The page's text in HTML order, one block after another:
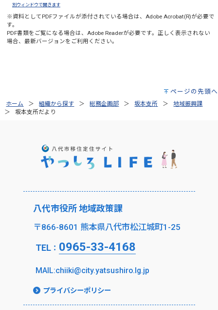
別ウィンドウで開きます
※資料としてPDFファイルが添付されている場合は、 Adobe Acrobat(R)が必要で
す。
PDF書類をご覧になる場合は、 Adobe Readerが必要です。正しく表示されない
場合、最新バージョンをご利用ください。
ページの先頭へ
ホーム 組織から探す 総務企画部 坂本支所
地域振興課
坂本支所だより
八代市役所 地域政策課
〒866-8601 熊本県八代市松江城町1-25
TEL： 0965-33-4168
MAIL:chiiki@city.yatsushiro.lg.jp
プライバシーポリシー